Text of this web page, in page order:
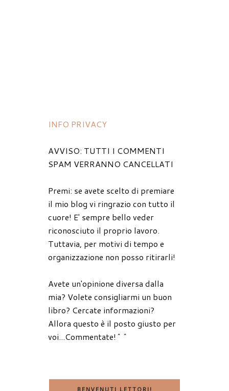
INFO PRIVACY
AVVISO: TUTTI I COMMENTI
SPAM VERRANNO CANCELLATI
Premi: se avete scelto di premiare
il mio blog vi ringrazio con tutto il
cuore! E' sempre bello veder
riconosciuto il proprio lavoro.
Tuttavia, per motivi di tempo e
organizzazione non posso ritirarli!
Avete un'opinione diversa dalla
mia? Volete consigliarmi un buon
libro? Cercate informazioni?
Allora questo è il posto giusto per
voi...Commentate!^^
BENVENUTI LETTORI!